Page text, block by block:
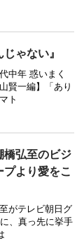
ゃない』
中年 惑いまく
賢一編】「あり
ト
橋弘至のビジ
より愛をこ
がテレビ朝日グ
、真っ先に挙手